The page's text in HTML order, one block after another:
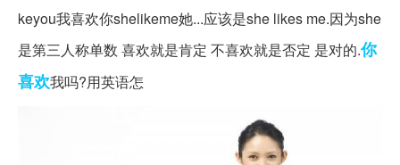
keyou我喜欢你shelikeme她...应该是she likes me.因为she
是第三人称单数 喜欢就是肯定 不喜欢就是否定 是对的.你
喜欢我吗?用英语怎